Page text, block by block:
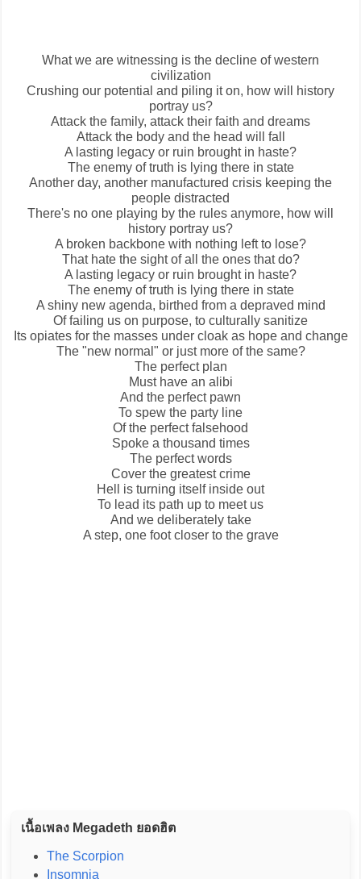
What we are witnessing is the decline of western
civilization
Crushing our potential and piling it on, how will history
portray us?
Attack the family, attack their faith and dreams
Attack the body and the head will fall
A lasting legacy or ruin brought in haste?
The enemy of truth is lying there in state
Another day, another manufactured crisis keeping the
people distracted
There's no one playing by the rules anymore, how will
history portray us?
A broken backbone with nothing left to lose?
That hate the sight of all the ones that do?
A lasting legacy or ruin brought in haste?
The enemy of truth is lying there in state
A shiny new agenda, birthed from a depraved mind
Of failing us on purpose, to culturally sanitize
Its opiates for the masses under cloak as hope and change
The "new normal" or just more of the same?
The perfect plan
Must have an alibi
And the perfect pawn
To spew the party line
Of the perfect falsehood
Spoke a thousand times
The perfect words
Cover the greatest crime
Hell is turning itself inside out
To lead its path up to meet us
And we deliberately take
A step, one foot closer to the grave
เนื้อเพลง Megadeth ยอดฮิต
The Scorpion
Insomnia